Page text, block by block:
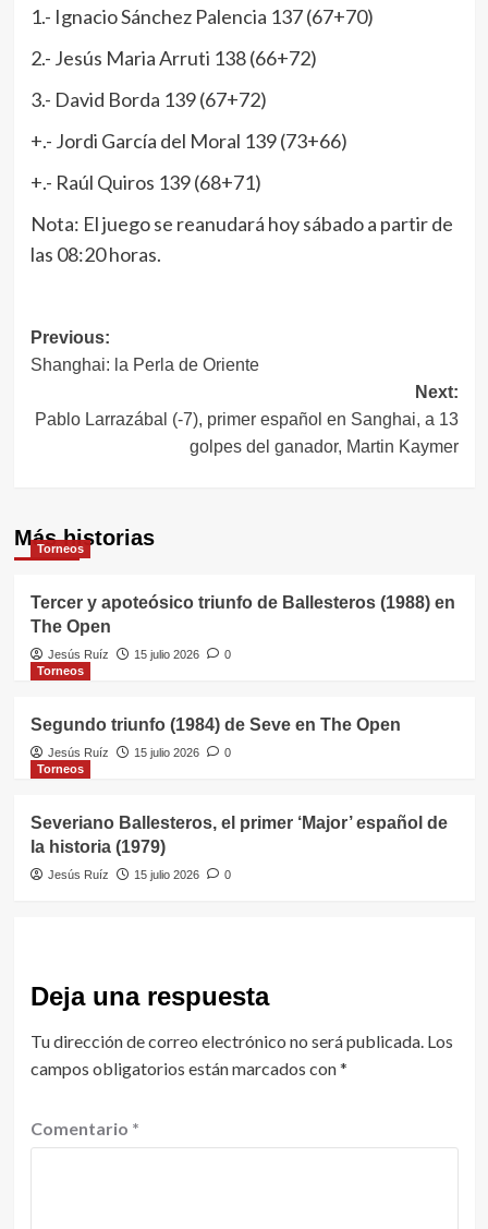
1.- Ignacio Sánchez Palencia 137 (67+70)
2.- Jesús Maria Arruti 138 (66+72)
3.- David Borda 139 (67+72)
+.- Jordi García del Moral 139 (73+66)
+.- Raúl Quiros 139 (68+71)
Nota: El juego se reanudará hoy sábado a partir de
las 08:20 horas.
Navegación
de
entradas
Previous:
Shanghai: la Perla de Oriente
Next:
Pablo Larrazábal (-7), primer español en Sanghai, a 13
golpes del ganador, Martin Kaymer
Más historias
Torneos
Tercer y apoteósico triunfo de Ballesteros (1988) en
The Open
Jesús Ruíz 15 julio 2026
0
Torneos
Segundo triunfo (1984) de Seve en The Open
Jesús Ruíz 15 julio 2026
0
Torneos
Severiano Ballesteros, el primer ‘Major’ español de
la historia (1979)
Jesús Ruíz 15 julio 2026 0
Deja una respuesta
Tu dirección de correo electrónico no será publicada. Los
campos obligatorios están marcados con*
Comentario *